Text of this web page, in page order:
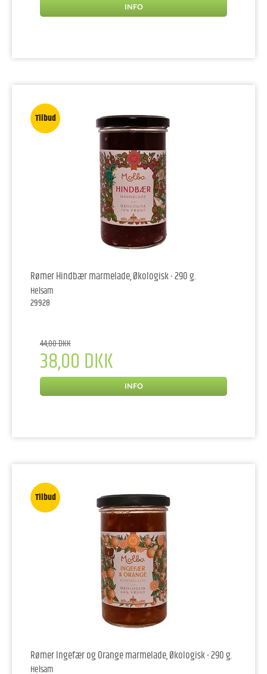
INFO
Tilbud
Rømer Hindbær marmelade, Økologisk - 290 g.
Helsam
29928
44,00 DKK
38,00 DKK
INFO
Tilbud
Rømer Ingefær og Orange marmelade, Økologisk - 290 g.
Helsam